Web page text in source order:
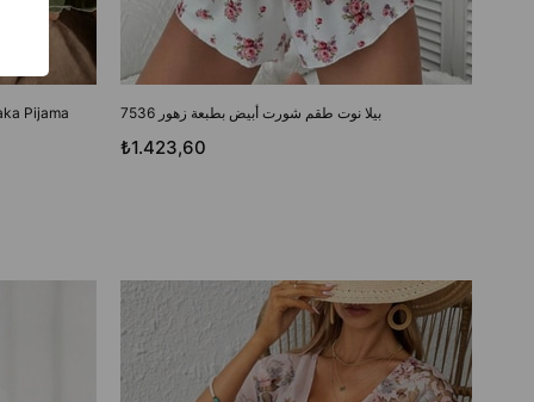
Pijama
بيلا نوت طقم شورت أبيض بطبعة زهور 7536
₺1.423,60